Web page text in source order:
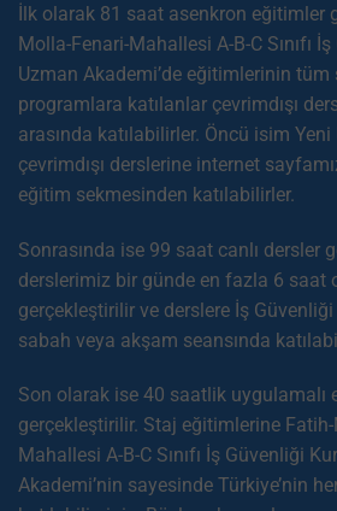
İlk olarak 81 saat asenkron eğitimler
Molla-Fenari-Mahallesi A-B-C Sınıfı
Uzman Akademi’de eğitimlerinin tüm
programlara katılanlar çevrimdışı
arasında katılabilirler. Öncü isim
çevrimdışı derslerine internet
eğitim sekmesinden katılabilirler.
Sonrasında ise 99 saat canlı dersler
derslerimiz bir günde en fazla 6 saat
gerçekleştirilir ve derslere İş Güvenliği
sabah veya akşam seansında
Son olarak ise 40 saatlik uygulamalı
gerçekleştirilir. Staj eğitimlerine
Mahallesi A-B-C Sınıfı İş Güvenliği
Akademi’nin sayesinde Türkiye’nin